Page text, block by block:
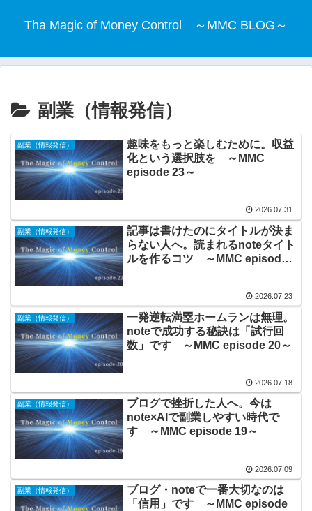
Tha Magic of Money Control ～MMC BLOG～
副業（情報発信）
副業（情報発信）
趣味をもっと楽しむために。収益
化という選択肢を ～MMC
episode 23～
2026.07.31
副業（情報発信）
記事は書けたのにタイトルが決ま
らない人へ。読まれるnoteタイト
ルを作るコツ ～MMC episode
2026.07.23
副業（情報発信）
一発逆転満塁ホームランは無理。
noteで成功する秘訣は「試行回
数」です ～MMC episode 20～
2026.07.18
副業（情報発信）
ブログで挫折した人へ。今は
note×AIで副業しやすい時代で
す ～MMC episode 19～
2026.07.09
副業（情報発信）
ブログ・noteで一番大切なのは
「信用」です ～MMC episode